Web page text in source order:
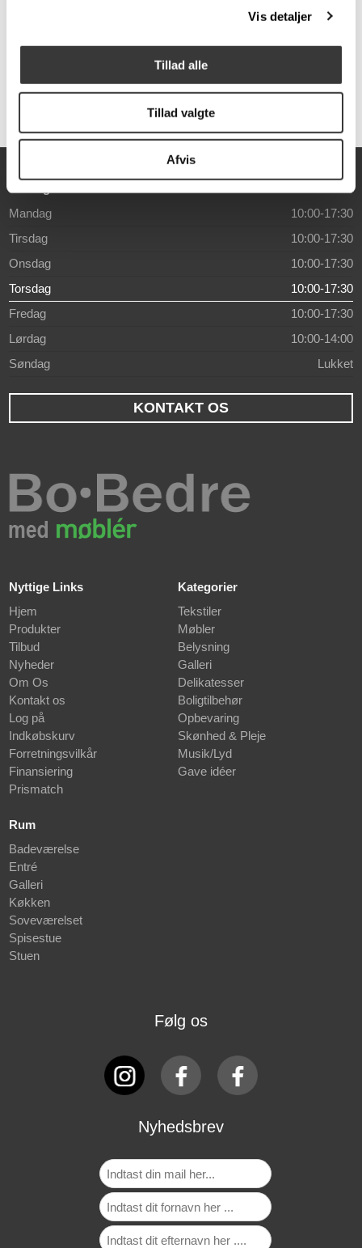
Vis detaljer
Tillad alle
Tillad valgte
Afvis
Nisse, str. 2 - Pige
Åbningstider
Mandag
10:00-17:30
Tirsdag
10:00-17:30
Onsdag
10:00-17:30
Torsdag
10:00-17:30
Fredag
10:00-17:30
Lørdag
10:00-14:00
Søndag
Lukket
KONTAKT OS
Nyttige Links
Hjem
Produkter
Tilbud
Nyheder
Om Os
Kontakt os
Log på
Indkøbskurv
Forretningsvilkår
Finansiering
Prismatch
Kategorier
Tekstiler
Møbler
Belysning
Galleri
Delikatesser
Boligtilbehør
Opbevaring
Skønhed & Pleje
Musik/Lyd
Gave idéer
Rum
Badeværelse
Entré
Galleri
Køkken
Soveværelset
Spisestue
Stuen
Følg os
Nyhedsbrev